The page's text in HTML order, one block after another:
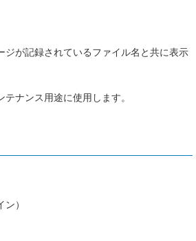
ジが記録されているファイル名と共に表示
ナンス用途に使用します。
）